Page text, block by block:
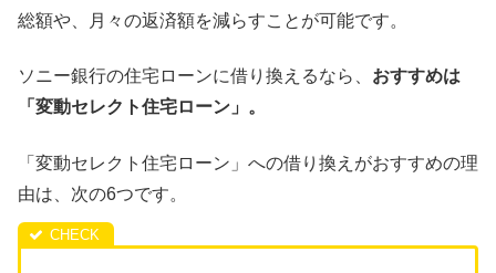
総額や、月々の返済額を減らすことが可能です。
ソニー銀行の住宅ローンに借り換えるなら、 おすすめは
「変動セレクト住宅ローン」。
「変動セレクト住宅ローン」への借り換えがおすすめの理
由は、次の6つです。